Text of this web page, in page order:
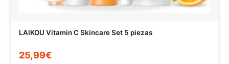
LAIKOU Vitamin C Skincare Set 5 piezas
25,99€